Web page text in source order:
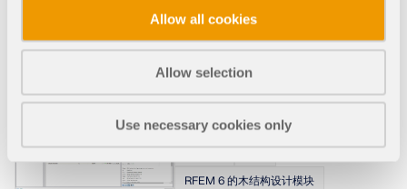
Allow all cookies
Allow selection
Use necessary cookies only
载力配置中定义与抗火设计相
关的参数。 并且可以进行进一
步的详细设置，例如在火灾环
境中对所有面的定义。
RFEM 6 的木结构设计模块